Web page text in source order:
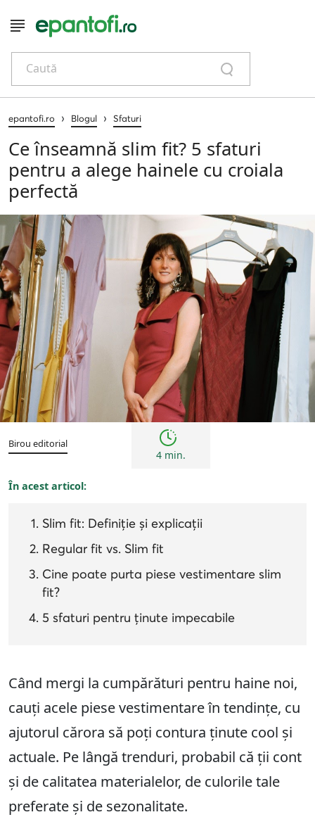
Caută
epantofi.ro › Blogul › Sfaturi
Ce înseamnă slim fit? 5 sfaturi
pentru a alege hainele cu croiala
perfectă
Sfaturi
Birou editorial
4 min.
În acest articol:
Slim fit: Definiție și explicații
Regular fit vs. Slim fit
Cine poate purta piese vestimentare slim
fit?
5 sfaturi pentru ținute impecabile
Când mergi la cumpărături pentru haine noi,
cauți acele piese vestimentare în tendințe, cu
ajutorul cărora să poți contura ținute cool și
actuale. Pe lângă trenduri, probabil că ții cont
și de calitatea materialelor, de culorile tale
preferate și de sezonalitate.